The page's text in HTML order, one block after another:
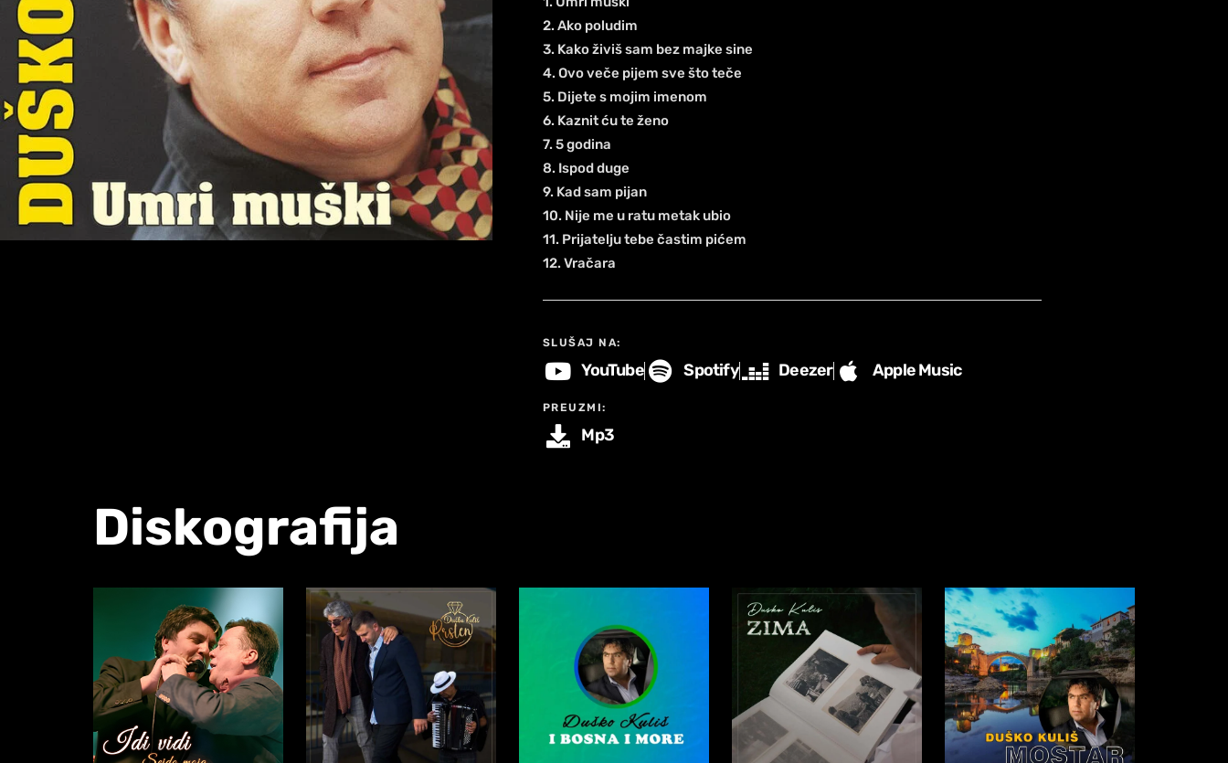
2. Ako poludim
3. Kako živiš sam bez majke sine
4. Ovo veče pijem sve što teče
5. Dijete s mojim imenom
6. Kaznit ću te ženo
7. 5 godina
8. Ispod duge
9. Kad sam pijan
10. Nije me u ratu metak ubio
11. Prijatelju tebe častim pićem
12. Vračara
SLUŠAJ NA:
YouTube Spotify Deezer Apple Music
PREUZMI:
Mp3
Diskografija